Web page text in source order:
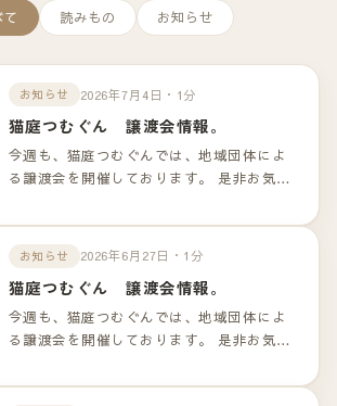
て 読みもの お知らせ
お知らせ 2026年7月4日・1分
猫庭つむぐん 譲渡会情報。
今週も、猫庭つむぐんでは、地域団体によ
る譲渡会を開催しております。 是非お気軽
ンクよりご確認下さいませ。
お知らせ 2026年6月27日・1分
猫庭つむぐん 譲渡会情報。
今週も、猫庭つむぐんでは、地域団体によ
る譲渡会を開催しております。 是非お気軽
ンクよりご確認下さいませ。